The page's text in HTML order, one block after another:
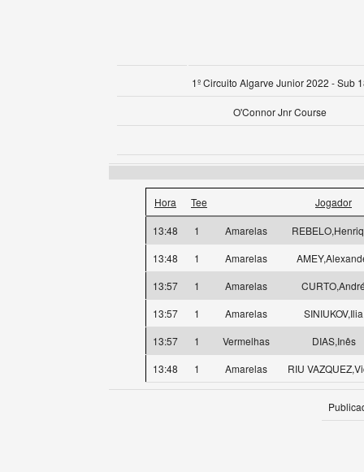
1º Circuito Algarve Junior 2022 - Sub
O'Connor Jnr Course
Hora Tee Jogador
13:48 1 Amarelas
13:48
1 Amarelas
13:57
1 Amarelas
13:57
1 Amarelas
SINIUKOV,Ilia
13:57
1 Vermelhas
DIAS,Inês
13:48
1 Amarelas RIU